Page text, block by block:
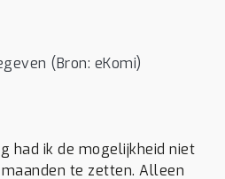
(Bron: eKomi)
had ik de mogelijkheid niet
te zetten. Alleen